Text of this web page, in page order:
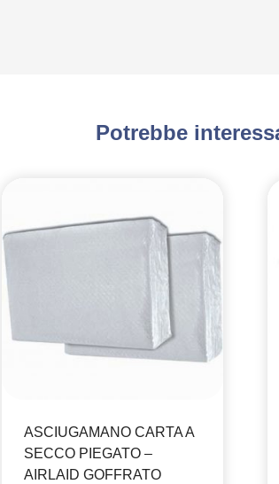
Potrebbe
ASCIUGAMANO CARTA A
SECCO PIEGATO –
AIRLAID GOFFRATO